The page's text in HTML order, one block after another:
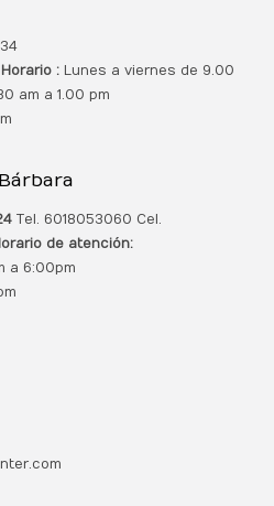
Horario : Lunes a viernes de 9.00
am a 1.00 pm
Tel. 6018053060 Cel.
de atención:
a 6:00pm